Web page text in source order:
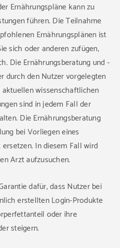
Ernährungspläne kann zu
führen. Die Teilnahme
Ernährungsplänen ist
sich oder anderen zufügen,
Die Ernährungsberatung und -
durch den Nutzer vorgelegten
wissenschaftlichen
sind in jedem Fall der
Die Ernährungsberatung
bei Vorliegen eines
In diesem Fall wird
Arzt aufzusuchen.
dafür, dass Nutzer bei
erstellten Login-Produkte
oder ihre
steigern.